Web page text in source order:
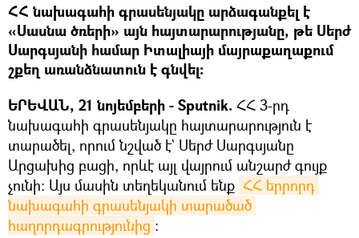
ՀՀ նախագահի գրասենյակը արձագանքել է
«Սասնա ծռերի» այն հայտարարությանը, թե Սերժ
Սարգսյանի համար Իտալիայի մայրաքաղաքում
շքեղ առանձնատուն է գնվել։
ԵՐԵՎԱՆ, 21 նոյեմբերի - Sputnik. ՀՀ 3-րդ
նախագահի գրասենյակը հայտարարություն է
տարածել, որում նշված է` Սերժ Սարգսյանը
Արցախից բացի, որևէ այլ վայրում անշարժ գույք
չունի: Այս մասին տեղեկանում ենք ՀՀ երրորդ
նախագահի գրասենյակի տարածած
հաղորդագրությունից ։